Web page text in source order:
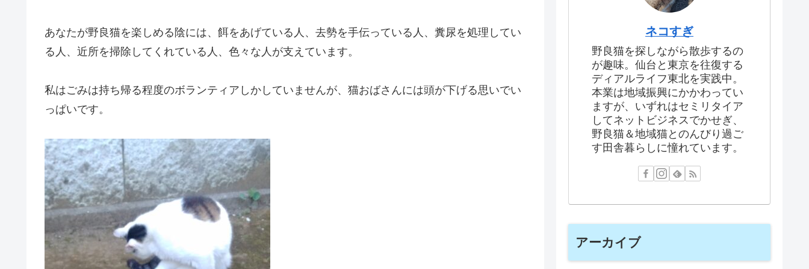
あなたが野良猫を楽しめる陰には、餌をあげている人、去勢を手伝っている人、糞尿を処理してい
る人、近所を掃除してくれている人、色々な人が支えています。
私はごみは持ち帰る程度のボランティアしかしていませんが、猫おばさんには頭が下げる思いでい
っぱいです。
ネコすぎ
野良猫を探しながら散歩するの
が趣味。仙台と東京を往復する
ディアルライフ東北を実践中。
本業は地域振興にかかわってい
ますが、いずれはセミリタイア
してネットビジネスでかせぎ、
野良猫＆地域猫とのんびり過ご
す田舎暮らしに憧れています。
アーカイブ